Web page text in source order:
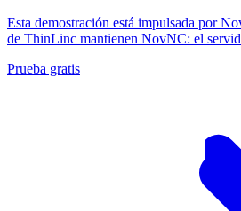
Esta demostración está impulsada por
de ThinLinc mantienen NovNC: el
Prueba gratis